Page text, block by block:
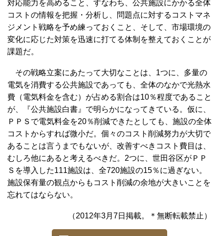
対応能力を高めること、すなわち、公共施設にかかる全体
コストの情報を把握・分析し、問題点に対するコストマネ
ジメント戦略を予め練っておくこと、そして、市場環境の
変化に応じた対策を迅速に打てる体制を整えておくことが
課題だ。
その戦略立案にあたって大切なことは、1つに、多量の
電気を消費する公共施設であっても、全体のなかで光熱水
費（電気料金を含む）が占める割合は10％程度であること
が、『公共施設白書』で明らかになってきている。仮に、
ＰＰＳで電気料金を20％削減できたとしても、施設の全体
コストからすれば微小だ。個々のコスト削減努力が大切で
あることは言うまでもないが、改善すべきコスト費目は、
むしろ他にあると考えるべきだ。2つに、世田谷区がＰＰ
Ｓを導入した111施設は、全720施設の15％に過ぎない。
施設保有量の観点からもコスト削減の余地が大きいことを
忘れてはならない。
（2012年3月7日掲載。＊無断転載禁止）